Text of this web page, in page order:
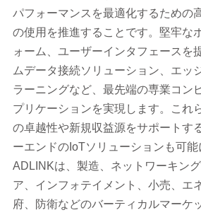
パフォーマンスを最適化するための
の使用を推進することです。堅牢な
ォーム、ユーザーインタフェースを
ムデータ接続ソリューション、エッ
ラーニングなど、最先端の専業コン
プリケーションを実現します。これ
の卓越性や新規収益源をサポートす
ーエンドのIoTソリューションも可能
ADLINKは、製造、ネットワーキン
ア、インフォテイメント、小売、エ
府、防衛などのバーティカルマーケ